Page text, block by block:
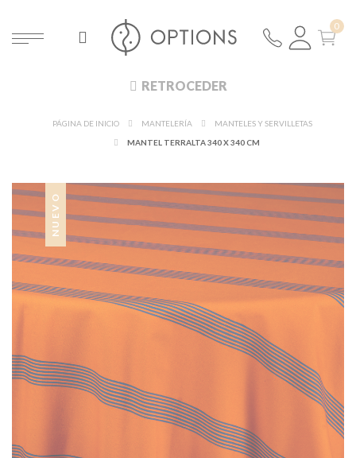
RETROCEDER
PÁGINA DE INICIO MANTELERÍA
MANTELES Y SERVILLETAS
MANTEL TERRALTA 340 X 340 CM
NUEVO